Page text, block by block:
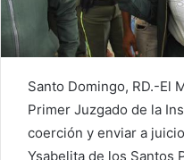
Santo Domingo, RD.-El
Primer Juzgado de la
coerción y enviar a
Ysabelita de los Santos